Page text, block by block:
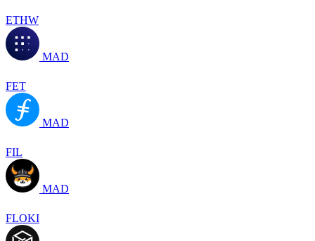
ETHW
MAD
FET
MAD
FIL
MAD
FLOKI